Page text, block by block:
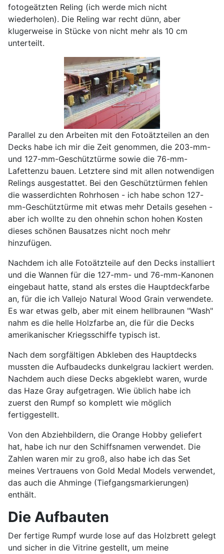
fotogeätzten Reling (ich werde mich nicht
wiederholen). Die Reling war recht dünn, aber
klugerweise in Stücke von nicht mehr als 10 cm
unterteilt.
Parallel zu den Arbeiten mit den Fotoätzteilen an den
Decks habe ich mir die Zeit genommen, die 203-mm-
und 127-mm-Geschütztürme sowie die 76-mm-
Lafettenzu bauen. Letztere sind mit allen notwendigen
Relings ausgestattet. Bei den Geschütztürmen fehlen
die wasserdichten Rohrhosen - ich habe schon 127-
mm-Geschütztürme mit etwas mehr Details gesehen -
aber ich wollte zu den ohnehin schon hohen Kosten
dieses schönen Bausatzes nicht noch mehr
hinzufügen.
Nachdem ich alle Fotoätzteile auf den Decks installiert
und die Wannen für die 127-mm- und 76-mm-Kanonen
eingebaut hatte, stand als erstes die Hauptdeckfarbe
an, für die ich Vallejo Natural Wood Grain verwendete.
Es war etwas gelb, aber mit einem hellbraunen "Wash"
nahm es die helle Holzfarbe an, die für die Decks
amerikanischer Kriegsschiffe typisch ist.
Nach dem sorgfältigen Abkleben des Hauptdecks
mussten die Aufbaudecks dunkelgrau lackiert werden.
Nachdem auch diese Decks abgeklebt waren, wurde
das Haze Gray aufgetragen. Wie üblich habe ich
zuerst den Rumpf so komplett wie möglich
fertiggestellt.
Von den Abziehbildern, die Orange Hobby geliefert
hat, habe ich nur den Schiffsnamen verwendet. Die
Zahlen waren mir zu groß, also habe ich das Set
meines Vertrauens von Gold Medal Models verwendet,
das auch die Ahminge (Tiefgangsmarkierungen)
enthält.
Die Aufbauten
Der fertige Rumpf wurde lose auf das Holzbrett gelegt
und sicher in die Vitrine gestellt, um meine